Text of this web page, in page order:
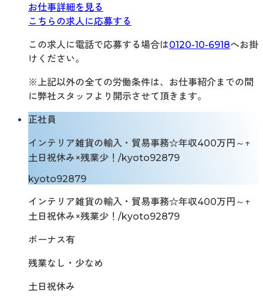
お仕事詳細を見る
こちらの求人に応募する
この求人に電話で応募する場合は0120-10-6918へお掛
けください。
※上記以外の全ての労働条件は、お仕事紹介までの間
に弊社スタッフより開示させて頂きます。
正社員
インテリア雑貨の輸入・貿易事務☆年収400万円～↑
土日祝休み×残業少！/kyoto92879
kyoto92879
インテリア雑貨の輸入・貿易事務☆年収400万円～↑
土日祝休み×残業少！/kyoto92879
ボーナス有
残業なし・少なめ
土日祝休み